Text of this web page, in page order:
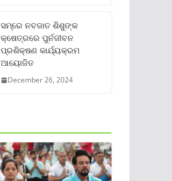
ସମ୍‌ରେ ନବଜାତ ଶିଶୁଙ୍କ
କ୍ଷେତ୍ରରେ ପୁର୍ନଜୀବନ
ପ୍ରଶିକ୍ଷଣ କାର୍ଯ୍ୟକ୍ରମ
ଆୟୋଜିତ
December 26, 2024